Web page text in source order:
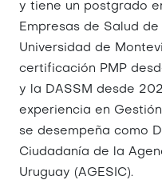
y tiene un postgrado
Empresas de Salud
Universidad de
certificación PMP
y la DASSM desde
experiencia en
se desempeña como
Ciudadanía de la
Uruguay (AGESIC).